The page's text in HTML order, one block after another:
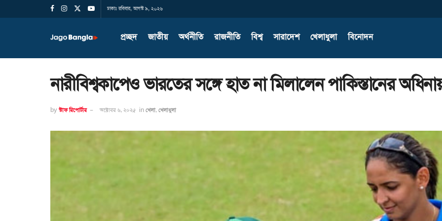
ঢাকাঃ রবিবার, আগস্ট ৯, ২০২৬
প্রচ্ছদ জাতীয় অর্থনীতি রাজনীতি বিশ্ব সারাদেশ খেলাধুলা বিনোদন
নারীবিশ্বকাপেও ভারতের সঙ্গে হাত না মিলালেন পাকিস্তানের
by স্টাফ রিপোর্টার অক্টোবর ৬, ২০২৫ in খেলা, খেলাধুলা